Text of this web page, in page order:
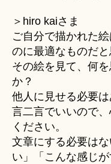
＞hiro kaiさま
ご自分で描かれた
のに最適なものだと
その絵を見て、何
か？
他人に見せる必要
言二言でいいので
ください。
文章にする必要は
い」「こんな感じが